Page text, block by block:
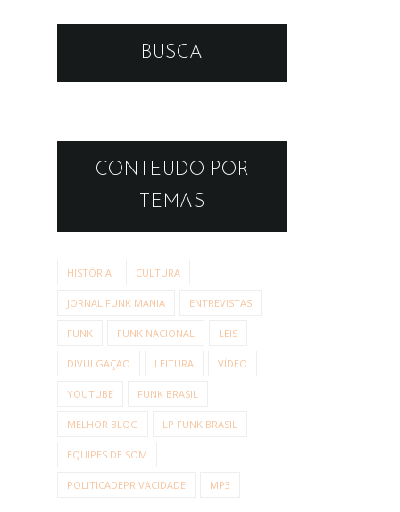
BUSCA
CONTEUDO POR
TEMAS
HISTÓRIA CULTURA
JORNAL FUNK MANIA ENTREVISTAS
FUNK FUNK NACIONAL LEIS
DIVULGAÇÃO LEITURA VÍDEO
YOUTUBE FUNK BRASIL
MELHOR BLOG LP FUNK BRASIL
EQUIPES DE SOM
POLITICADEPRIVACIDADE MP3